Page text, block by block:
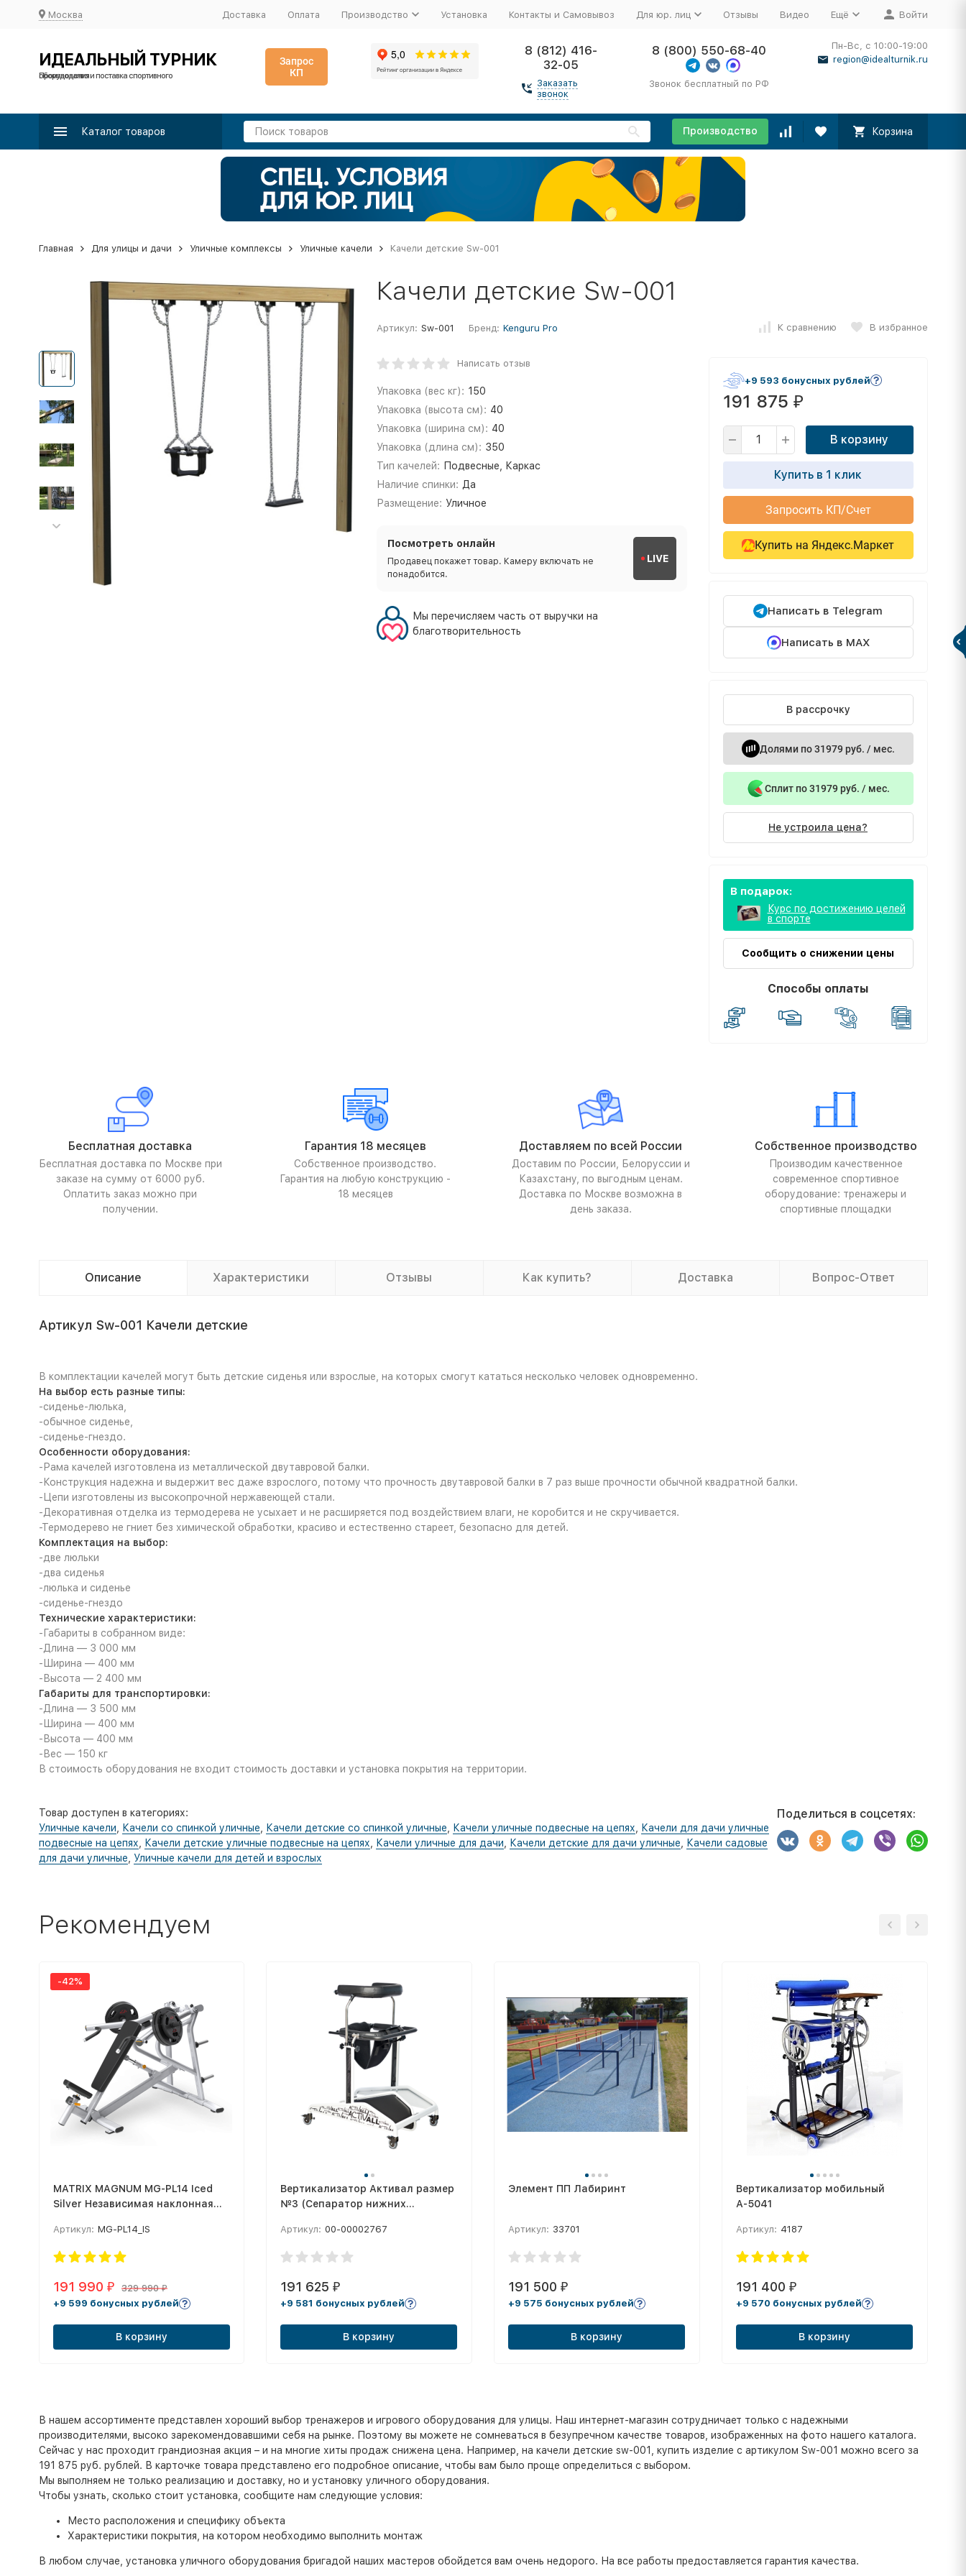
Москва Доставка Оплата Производство Установка Контакты и Самовывоз Для юр. лиц Отзывы Видео Ещё Войти
ИДЕАЛЬНЫЙ ТУРНИК
Производство и поставка спортивного оборудования
Запрос
КП
8 (812) 416-
32-05
Заказать
звонок
8 (800) 550-68-40
Звонок бесплатный по РФ
Пн-Вс, с 10:00-19:00
region@idealturnik.ru
Каталог товаров Производство Корзина
Главная Для улицы и дачи Уличные комплексы Уличные качели Качели детские Sw-001
Качели детские Sw-001
Артикул: Sw-001 Бренд: Kenguru Pro К сравнению В избранное
Написать отзыв
Упаковка (вес кг): 150
Упаковка (высота см): 40
Упаковка (ширина см): 40
Упаковка (длина см): 350
Тип качелей: Подвесные, Каркас
Наличие спинки: Да
Размещение: Уличное
Посмотреть онлайн
Продавец покажет товар. Камеру включать не
понадобится.
LIVE
Мы перечисляем часть от выручки на
благотворительность
+9 593 бонусных рублей
191 875 ₽
В корзину
Купить в 1 клик
Запросить КП/Счет
Купить на Яндекс.Маркет
Написать в Telegram
Написать в MAX
В рассрочку
Долями по 31979 руб. / мес.
Сплит по 31979 руб. / мес.
Не устроила цена?
В подарок:
Курс по достижению целей
в спорте
Сообщить о снижении цены
Способы оплаты
Бесплатная доставка
Бесплатная доставка по Москве при
заказе на сумму от 6000 руб.
Оплатить заказ можно при
получении.
Гарантия 18 месяцев
Собственное производство.
Гарантия на любую конструкцию -
18 месяцев
Доставляем по всей России
Доставим по России, Белоруссии и
Казахстану, по выгодным ценам.
Доставка по Москве возможна в
день заказа.
Собственное производство
Производим качественное
современное спортивное
оборудование: тренажеры и
спортивные площадки
Описание Характеристики Отзывы Как купить? Доставка Вопрос-Ответ
Артикул Sw-001 Качели детские
В комплектации качелей могут быть детские сиденья или взрослые, на которых смогут кататься несколько человек одновременно.
На выбор есть разные типы:
-сиденье-люлька,
-обычное сиденье,
-сиденье-гнездо.
Особенности оборудования:
-Рама качелей изготовлена из металлической двутавровой балки.
-Конструкция надежна и выдержит вес даже взрослого, потому что прочность двутавровой балки в 7 раз выше прочности обычной квадратной балки.
-Цепи изготовлены из высокопрочной нержавеющей стали.
-Декоративная отделка из термодерева не усыхает и не расширяется под воздействием влаги, не коробится и не скручивается.
-Термодерево не гниет без химической обработки, красиво и естественно стареет, безопасно для детей.
Комплектация на выбор:
-две люльки
-два сиденья
-люлька и сиденье
-сиденье-гнездо
Технические характеристики:
-Габариты в собранном виде:
-Длина — 3 000 мм
-Ширина — 400 мм
-Высота — 2 400 мм
Габариты для транспортировки:
-Длина — 3 500 мм
-Ширина — 400 мм
-Высота — 400 мм
-Вес — 150 кг
В стоимость оборудования не входит стоимость доставки и установка покрытия на территории.
Товар доступен в категориях:
Уличные качели, Качели со спинкой уличные, Качели детские со спинкой уличные, Качели уличные подвесные на цепях, Качели для дачи уличные
подвесные на цепях, Качели детские уличные подвесные на цепях, Качели уличные для дачи, Качели детские для дачи уличные, Качели садовые
для дачи уличные, Уличные качели для детей и взрослых
Поделиться в соцсетях:
Рекомендуем
-42%
MATRIX MAGNUM MG-PL14 Iced
Silver Независимая наклонная
Артикул: MG-PL14_IS
191 990 ₽ 329 990₽
+9 599 бонусных рублей
В корзину
Вертикализатор Активал размер
№3 (Сепаратор нижних
Артикул: 00-00002767
191 625₽
+9 581 бонусных рублей
В корзину
Элемент ПП Лабиринт
Артикул: 33701
191 500 ₽
+9 575 бонусных рублей
В корзину
Вертикализатор мобильный
А-5041
Артикул: 4187
191 400 ₽
+9 570 бонусных рублей
В корзину
В нашем ассортименте представлен хороший выбор тренажеров и игрового оборудования для улицы. Наш интернет-магазин сотрудничает только с надежными
производителями, высоко зарекомендовавшими себя на рынке. Поэтому вы можете не сомневаться в безупречном качестве товаров, изображенных на фото нашего каталога.
Сейчас у нас проходит грандиозная акция – и на многие хиты продаж снижена цена. Например, на качели детские sw-001, купить изделие с артикулом Sw-001 можно всего за
191 875 руб. рублей. В карточке товара представлено его подробное описание, чтобы вам было проще определиться с выбором.
Мы выполняем не только реализацию и доставку, но и установку уличного оборудования.
Чтобы узнать, сколько стоит установка, сообщите нам следующие условия:
Место расположения и специфику объекта
Характеристики покрытия, на котором необходимо выполнить монтаж
В любом случае, установка уличного оборудования бригадой наших мастеров обойдется вам очень недорого. На все работы предоставляется гарантия качества.